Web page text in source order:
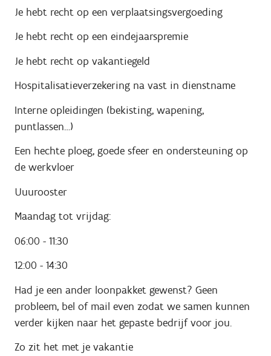
Je hebt recht op een verplaatsingsvergoeding
Je hebt recht op een eindejaarspremie
Je hebt recht op vakantiegeld
Hospitalisatieverzekering na vast in dienstname
Interne opleidingen (bekisting, wapening,
puntlassen…)
Een hechte ploeg, goede sfeer en ondersteuning op
de werkvloer
Uuurooster
Maandag tot vrijdag:
06:00 - 11:30
12:00 - 14:30
Had je een ander loonpakket gewenst? Geen
probleem, bel of mail even zodat we samen kunnen
verder kijken naar het gepaste bedrijf voor jou.
Zo zit het met je vakantie